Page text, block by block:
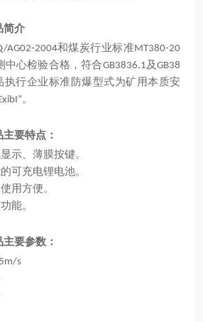
简介
AG02-2004和煤炭行业标准MT380-20
中心检验合格，符合GB3836.1 及GB38
执行企业标准防爆型式为矿用本质安
。
要特点：
示、薄膜按键。
可充电锂电池。
用方便。
能。
要参数：
s